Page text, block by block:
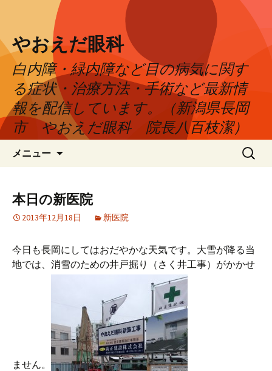
やおえだ眼科
白内障・緑内障など目の病気に関す
る症状・治療方法・手術など最新情
報を配信しています。（新潟県長岡
市 やおえだ眼科 院長八百枝潔）
メニュー
ン
ツ
へ
キ
ッ
プ
検
索:
本日の新医院
2013年12月18日 新医院
今日も長岡にしてはおだやかな天気です。大雪が降る当
地では、消雪のための井戸掘り（さく井工事）がかかせ
ません。